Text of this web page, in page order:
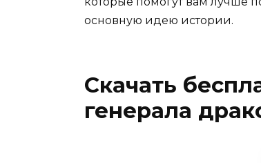
основную идею истории.
Скачать
генерала